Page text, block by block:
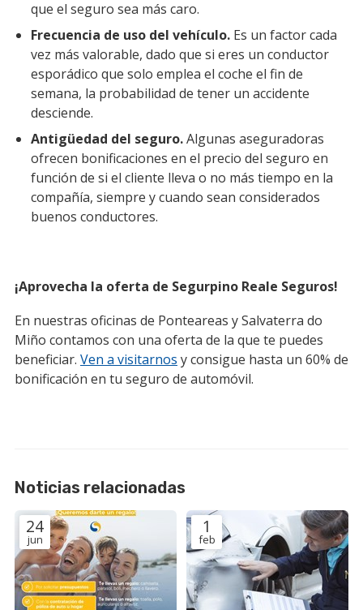
que el seguro sea más caro.
Frecuencia de uso del vehículo. Es un factor cada
vez más valorable, dado que si eres un conductor
esporádico que solo emplea el coche el fin de
semana, la probabilidad de tener un accidente
desciende.
Antigüedad del seguro.Algunas aseguradoras
ofrecen bonificaciones en el precio del seguro en
función de si el cliente lleva o no más tiempo en la
compañía, siempre y cuando sean considerados
buenos conductores.
¡Aprovecha la oferta de Segurpino Reale Seguros!
En nuestras oficinas de Ponteareas y Salvaterra do
Miño contamos con una oferta de la que te puedes
beneficiar. Ven a visitarnos y consigue hasta un 60% de
bonificación en tu seguro de automóvil.
Noticias relacionadas
24
jun
1
feb